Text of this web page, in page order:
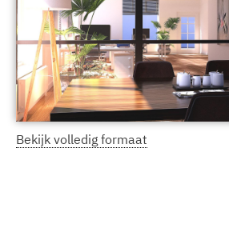
Bekijk volledig formaat